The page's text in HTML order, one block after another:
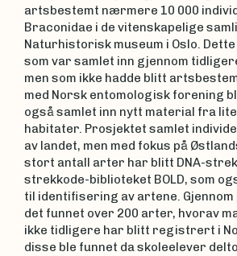
artsbestemt nærmere 10 000
Braconidae i de vitenskapelige
Naturhistorisk museum i Oslo.
som var samlet inn gjennom
men som ikke hadde blitt
med Norsk entomologisk forening
også samlet inn nytt material fra
habitater. Prosjektet samlet
av landet, men med fokus på
stort antall arter har blitt DNA-
strekkode-biblioteket BOLD, som
til identifisering av artene.
det funnet over 200 arter, hvorav
ikke tidligere har blitt registrert i
disse ble funnet da skoleelever